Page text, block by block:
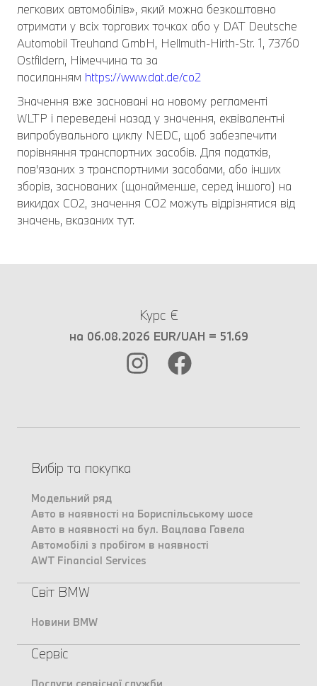
легкових автомобілів», який можна безкоштовно
отримати у всіх торгових точках або у DAT Deutsche
Automobil Treuhand GmbH, Hellmuth-Hirth-Str. 1, 73760
Ostfildern, Німеччина та за
посиланням https://www.dat.de/co2
Значення вже засновані на новому регламенті
WLTP і переведені назад у значення, еквівалентні
випробувального циклу NEDC, щоб забезпечити
порівняння транспортних засобів. Для податків,
пов'язаних з транспортними засобами, або інших
зборів, заснованих (щонайменше, серед іншого) на
викидах CO2, значення CO2 можуть відрізнятися від
значень, вказаних тут.
Курс €
на 06.08.2026 EUR/UAH = 51.69
Вибір та покупка
Модельний ряд
Авто в наявності на Бориспільському шосе
Авто в наявності на бул. Вацлава Гавела
Автомобілі з пробігом в наявності
AWT Financial Services
Світ BMW
Новини BMW
Сервіс